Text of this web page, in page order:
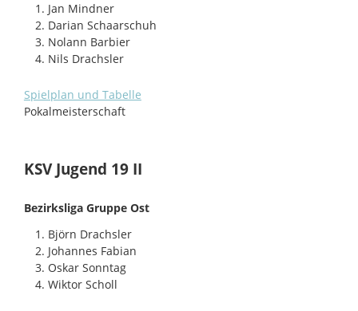
Jan Mindner
Darian Schaarschuh
Nolann Barbier
Nils Drachsler
Spielplan und Tabelle
Pokalmeisterschaft
KSV Jugend 19 II
Bezirksliga Gruppe Ost
Björn Drachsler
Johannes Fabian
Oskar Sonntag
Wiktor Scholl